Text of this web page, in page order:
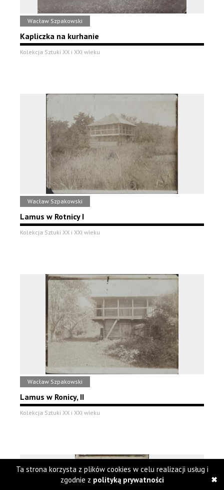
Wacław Szpakowski
Kapliczka na kurhanie
Kolekcja Sztuki XX i XXI wieku
Wacław Szpakowski
Lamus w Rotnicy I
Kolekcja Sztuki XX i XXI wieku
Wacław Szpakowski
Lamus w Ronicy, II
Kolekcja Sztuki XX i XXI wieku
Ta strona korzysta z plików cookies w celu realizacji usług i
zgodnie z polityką prywatności